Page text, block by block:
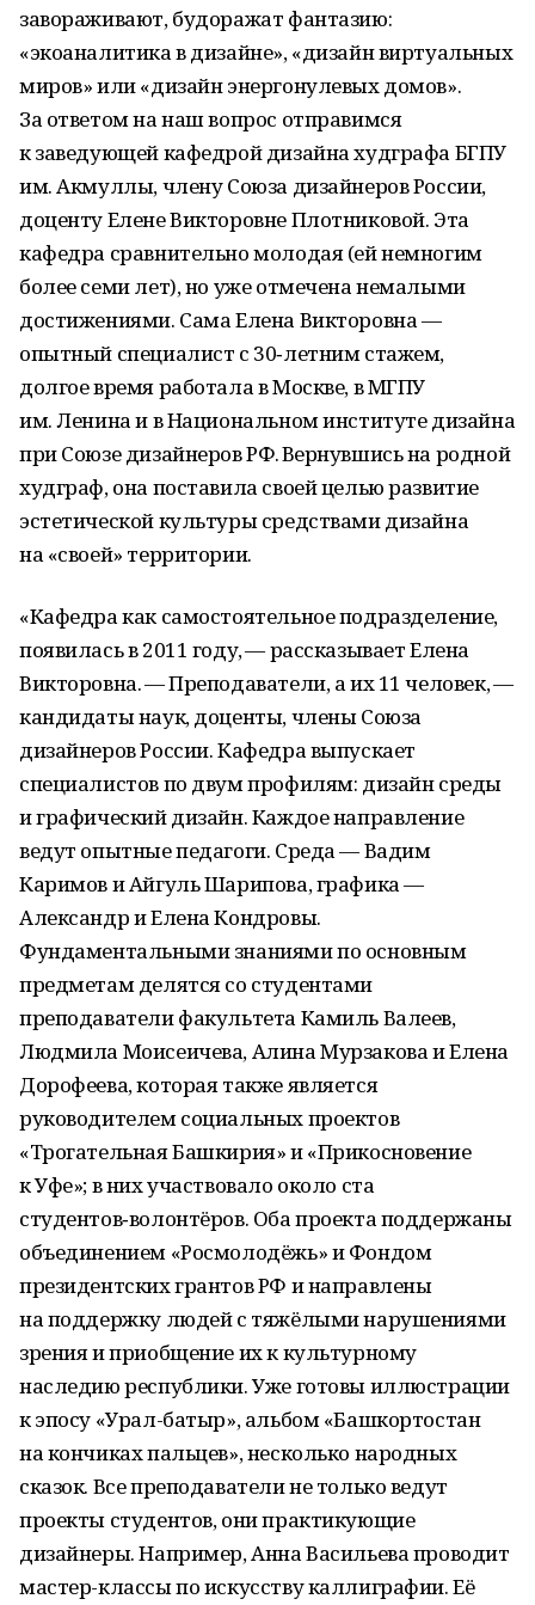
завораживают, будоражат фантазию:
«экоаналитика в дизайне», «дизайн виртуальных
миров» или «дизайн энергонулевых домов».
За ответом на наш вопрос отправимся
к заведующей кафедрой дизайна худграфа БГПУ
им. Акмуллы, члену Союза дизайнеров России,
доценту Елене Викторовне Плотниковой. Эта
кафедра сравнительно молодая (ей немногим
более семи лет), но уже отмечена немалыми
достижениями. Сама Елена Викторовна —
опытный специалист с 30‑летним стажем,
долгое время работала в Москве, в МГПУ
им. Ленина и в Национальном институте дизайна
при Союзе дизайнеров РФ. Вернувшись на родной
худграф, она поставила своей целью развитие
эстетической культуры средствами дизайна
на «своей» территории.
«Кафедра как самостоятельное подразделение,
появилась в 2011 году, — рассказывает Елена
Викторовна. — Преподаватели, а их 11 человек, —
кандидаты наук, доценты, члены Союза
дизайнеров России. Кафедра выпускает
специалистов по двум профилям: дизайн среды
и графический дизайн. Каждое направление
ведут опытные педагоги. Среда — Вадим
Каримов и Айгуль Шарипова, графика —
Александр и Елена Кондровы.
Фундаментальными знаниями по основным
предметам делятся со студентами
преподаватели факультета Камиль Валеев,
Людмила Моисеичева, Алина Мурзакова и Елена
Дорофеева, которая также является
руководителем социальных проектов
«Трогательная Башкирия» и «Прикосновение
к Уфе»; в них участвовало около ста
студентов‑волонтёров. Оба проекта поддержаны
объединением «Росмолодёжь» и Фондом
президентских грантов РФ и направлены
на поддержку людей с тяжёлыми нарушениями
зрения и приобщение их к культурному
наследию республики. Уже готовы иллюстрации
к эпосу «Урал-батыр», альбом «Башкортостан
на кончиках пальцев», несколько народных
сказок. Все преподаватели не только ведут
проекты студентов, они практикующие
дизайнеры. Например, Анна Васильева проводит
мастер-классы по искусству каллиграфии. Её